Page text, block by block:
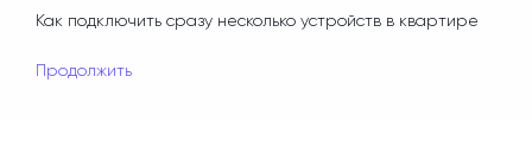
Как подключить сразу несколько устройств в квартире
Продолжить